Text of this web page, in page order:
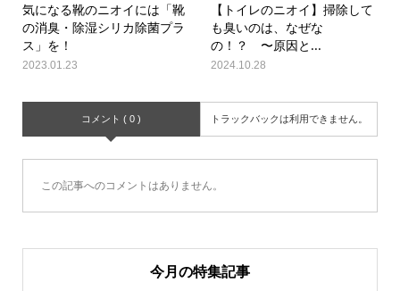
気になる靴のニオイには「靴
の消臭・除湿シリカ除菌プラ
ス」を！
2023.01.23
【トイレのニオイ】掃除して
も臭いのは、なぜな
の！？ 〜原因と...
2024.10.28
コメント ( 0 ) トラックバックは利用できません。
この記事へのコメントはありません。
今月の特集記事